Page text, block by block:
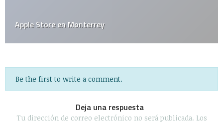
Vista es la decepción más grande del 2007
Be the first to write a comment.
Deja una respuesta
Tu dirección de correo electrónico no será publicada. Los